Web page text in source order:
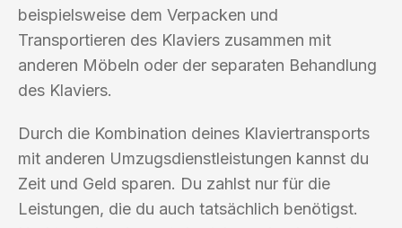
beispielsweise dem Verpacken und
Transportieren des Klaviers zusammen mit
anderen Möbeln oder der separaten Behandlung
des Klaviers.
Durch die Kombination deines Klaviertransports
mit anderen Umzugsdienstleistungen kannst du
Zeit und Geld sparen. Du zahlst nur für die
Leistungen, die du auch tatsächlich benötigst.